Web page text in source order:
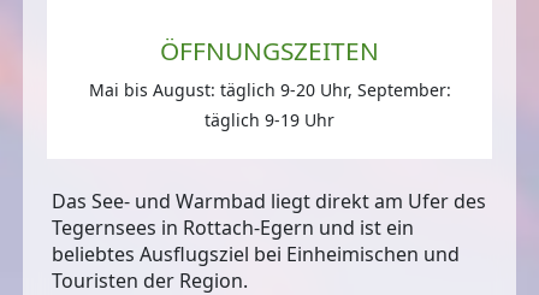
ÖFFNUNGSZEITEN
Mai bis August: täglich 9-20 Uhr, September:
täglich 9-19 Uhr
Das See- und Warmbad liegtdirekt am Ufer des
Tegernsees in Rottach-Egern und ist ein
beliebtes Ausflugsziel bei Einheimischen und
Touristen der Region.